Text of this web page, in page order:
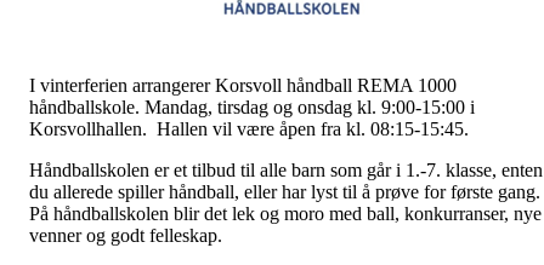
I vinterferien arrangerer Korsvoll håndball REMA 1000
håndballskole. Mandag, tirsdag og onsdag kl. 9:00-15:00 i
Korsvollhallen. Hallen vil være åpen fra kl. 08:15-15:45.
Håndballskolen er et tilbud til alle barn som går i 1.-7. klasse, enten
du allerede spiller håndball, eller har lyst til å prøve for første gang.
På håndballskolen blir det lek og moro med ball, konkurranser, nye
venner og godt felleskap.